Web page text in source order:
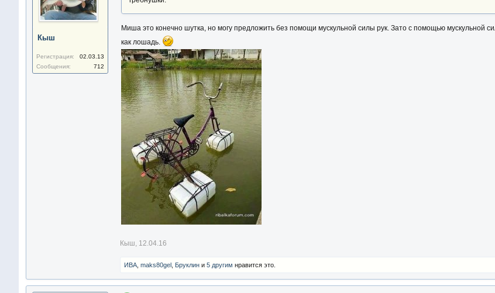
Кыш
Регистрация:
02.03.13
Сообщения:
712
Миша это конечно шутка, но могу предложить без помощи мускульной силы рук. Зато с помощью мускульной
как лошадь.
Кыш, 12.04.16
ИВА, maks80gel, Бруклини 5 другим нравится это.